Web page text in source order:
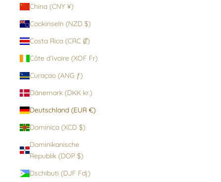
China (CNY ¥)
Cookinseln (NZD $)
Costa Rica (CRC ₡)
Côte d’Ivoire (XOF Fr)
Curaçao (ANG ƒ)
Dänemark (DKK kr.)
Deutschland (EUR €)
Dominica (XCD $)
Dominikanische
Republik (DOP $)
Dschibuti (DJF Fdj)